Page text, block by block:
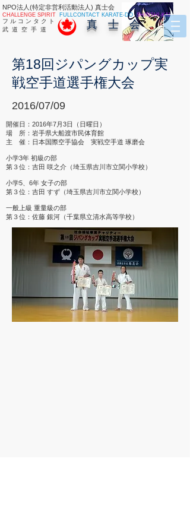
真 士 会
CHALLENGE SPIRIT FULLCONTACT KARATE-DO SHINSHI-KAI
フ ル コ ン タ ク ト
武 道 空 手 道
NPO法人(特定非営利活動法人) 真士会
第18回ジパングカップ実
戦空手道選手権大会
2016/07/09
開催日：2016年7月3日（日曜日）
場 所：岩手県大船渡市民体育館
主 催：日本国際空手協会 実戦空手道 琢磨会
小学3年 初級の部
第３位：吉田 咲之介（埼玉県吉川市立関小学校）
小学5、6年 女子の部
第３位：吉田 すず（埼玉県吉川市立関小学校）
一般上級 重量級の部
第３位：佐藤 銀河（千葉県立清水高等学校）